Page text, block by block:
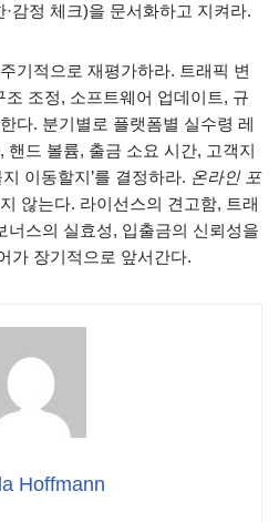
감정 체크)을 문서화하고 지켜라.
기적으로 재평가하라. 트래픽 변
조정, 소프트웨어 업데이트, 규
다. 분기별로 플랫폼별 실수령 레
핸드 볼륨, 출금 소요 시간, 고객지
이동할지’를 결정하라. 온라인 포
않는다. 라이선스의 견고함, 트래
너스의 실효성, 입출금의 신뢰성을
가 장기적으로 앞서간다.
Hoffmann